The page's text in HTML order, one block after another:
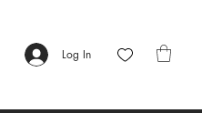
Log In